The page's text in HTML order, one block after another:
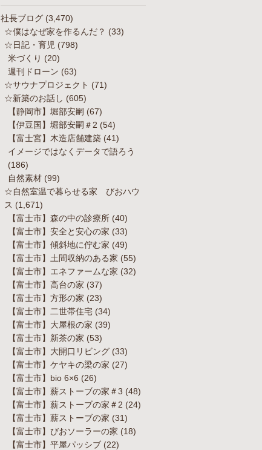
社長ブログ (3,470)
☆僕はなぜ家を作るんだ？ (33)
☆日記・育児 (798)
米づくり (20)
週刊ドローン (63)
☆サウナプロジェクト (71)
☆新築のお話し (605)
【静岡市】堀部安嗣 (67)
【伊豆国】堀部安嗣＃2 (54)
【富士宮】木造店舗建築 (41)
イメージではなくデータで語ろう
(186)
自然素材 (99)
☆自然室温で暮らせる家 びおハウ
ス (1,671)
【富士市】森の中の診療所 (40)
【富士市】安全と安心の家 (33)
【富士市】傾斜地に佇む家 (49)
【富士市】土間収納のある家 (55)
【富士市】エネファームな家 (32)
【富士市】高台の家 (37)
【富士市】方形の家 (23)
【富士市】二世帯住宅 (34)
【富士市】大屋根の家 (39)
【富士市】新茶の家 (53)
【富士市】大開口リビング (33)
【富士市】ケヤキの梁の家 (27)
【富士市】bio 6×6 (26)
【富士市】薪ストーブの家＃3 (48)
【富士市】薪ストーブの家＃2 (24)
【富士市】薪ストーブの家 (31)
【富士市】びおソーラーの家 (18)
【富士市】平屋パッシブ (22)